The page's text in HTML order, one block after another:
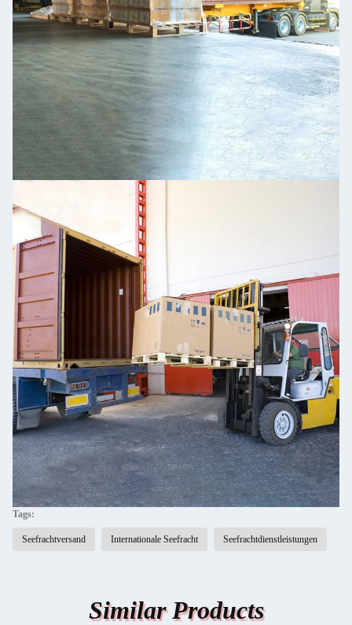
Tags:
Seefrachtversand Internationale Seefracht Seefrachtdienstleistungen
Similar Products